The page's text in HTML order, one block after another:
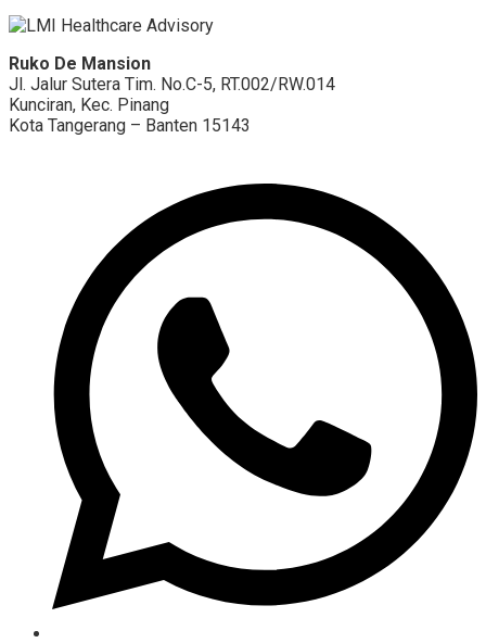
Ruko De Mansion
Jl. Jalur Sutera Tim. No.C-5, RT.002/RW.014
Kunciran, Kec. Pinang
Kota Tangerang – Banten 15143